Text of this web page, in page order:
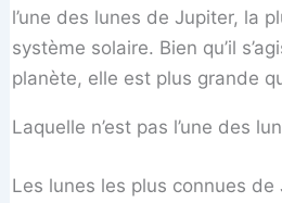
l’une des lunes de Jupiter, la
système solaire. Bien qu’il
planète, elle est plus grande
Laquelle n’est pas l’une des
Les lunes les plus connues de